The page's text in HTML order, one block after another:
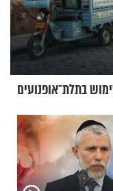
בתלת־אופנועים